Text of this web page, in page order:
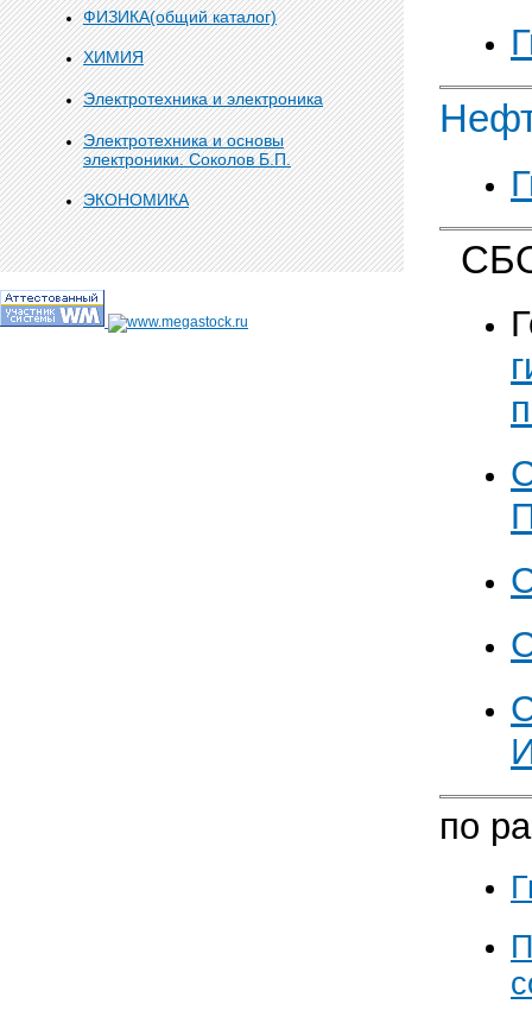
ФИЗИКА(общий каталог)
ХИМИЯ
Электротехника и электроника
Электротехника и основы
электроники. Соколов Б.П.
ЭКОНОМИКА
по